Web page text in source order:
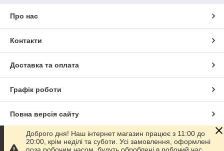
Про нас
Контакти
Доставка та оплата
Графік роботи
Повна версія сайту
Сайт створено на маркетплейсіProm.ua
Доброго дня! Наш інтернет магазин працює з 11:00 до
20:00, крім неділі та суботи. Усі замовлення, оформлені